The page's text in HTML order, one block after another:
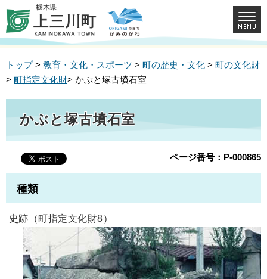
トップ> 教育・文化・スポーツ > 町の歴史・文化 > 町の文化財
> 町指定文化財> かぶと塚古墳石室
かぶと塚古墳石室
ページ番号：P-000865
種類
史跡（町指定文化財8）